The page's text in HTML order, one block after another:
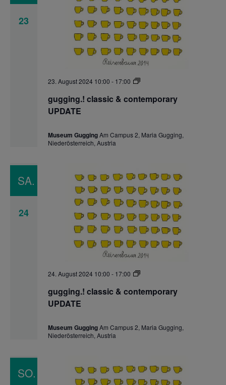
23
gugging.! classic & contemporary
UPDATE
23. August 2024 10:00 - 17:00
gugging.!
&
contemporary
Museum GuggingAm Campus 2, Maria Gugging,
Niederösterreich, Austria
SA.
24
gugging.! classic & contemporary
UPDATE
24. August 2024 10:00 - 17:00
gugging.!
&
contemporary
Museum GuggingAm Campus 2, Maria Gugging,
Niederösterreich, Austria
SO.